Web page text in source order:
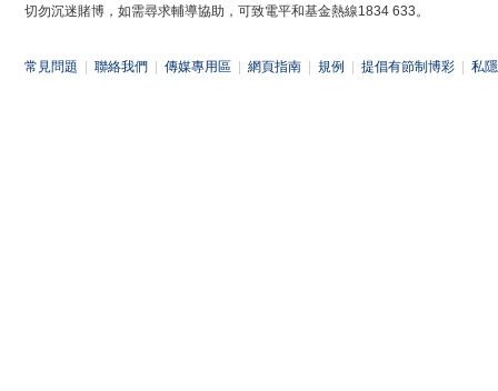
切勿沉迷賭博，如需尋求輔導協助，可致電平和基金熱線1834 633。
常見問題 聯絡我們 傳媒專用區 網頁指南 規例 提倡有節制博彩 私